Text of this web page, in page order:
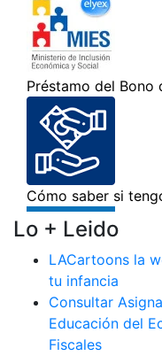
Lo + Leido
LACartoons la
tu infancia
Consultar
Educación del
Fiscales